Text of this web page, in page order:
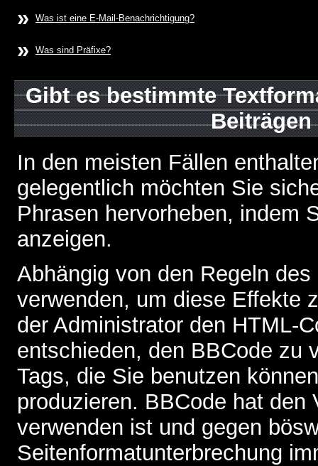
» Was ist eine E-Mail-Benachrichtigung?
» Was sind Präfixe?
Gibt es bestimmte
Beiträgen
In den meisten Fällen
gelegentlich möchten Sie
Phrasen hervorheben, indem
anzeigen.
Abhängig von den Regeln
verwenden, um diese Effekte
der Administrator den HTML-
entschieden, den BBCode zu
Tags, die Sie benutzen
produzieren. BBCode hat
verwenden ist und gegen
Seitenformatunterbrechung